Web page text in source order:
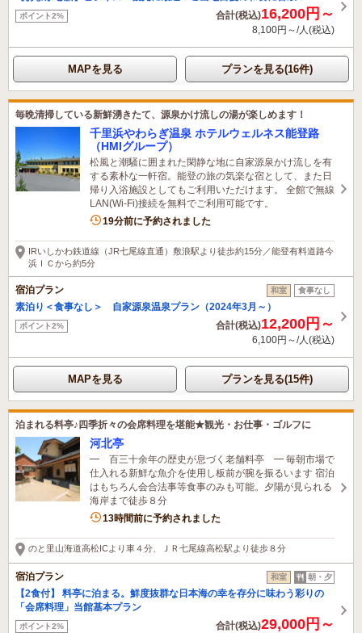
ポイント2% 合計(税込)16,200円～
8,100円～/人(税込)
MAPを見る プランを見る(16件)
毎晩清掃している新鮮湧きたて、源泉かけ流しの湯が楽しめます！
千里浜やわらぎ温泉 ホテルウェルネス能登路
（HMIグループ）
松風と潮騒に囲まれた閑静な地に自家源泉かけ流しを有
する素朴な一軒宿。能登の旅の気楽な宿として、また日
帰り入浴施設としてもご利用いただけます。 全館で無線
LAN(Wi-Fi)接続を無料でご利用可能です。
3名がこの宿を見ています
19分前に予約されました
IRいしかわ鉄道線（JR七尾線直通）敷浪駅より徒歩約15分／能登有料道路今
浜ＩＣから約5分
宿泊プラン 和室 食事なし
素泊り＜食事なし＞ 自家源泉温泉プラン（2024年3月～）
ポイント2% 合計(税込)12,200円～
6,100円～/人(税込)
MAPを見る プランを見る(15件)
泊まれる料亭♪四季折々の会席料理を堪能★観光・お仕事・ゴルフに
河北亭
━ 百三十余年の歴史が息づく老舗料亭 ━ 毎朝市場で
仕入れる新鮮な魚介を使用し板前が腕を振るいます 宿泊
はもちろん会合法事等食事のみも可能。夕陽が見られる
海岸まで徒歩８分
13時間前に予約されました
のと里山海道高松ICより車４分、ＪＲ七尾線高松駅より徒歩８分
宿泊プラン 和室 朝・夕
【2食付】 料亭に泊まる。鮮度抜群な日本海の幸を存分に味わう彩りの
「会席料理」当館基本プラン
ポイント2% 合計(税込)29,000円～